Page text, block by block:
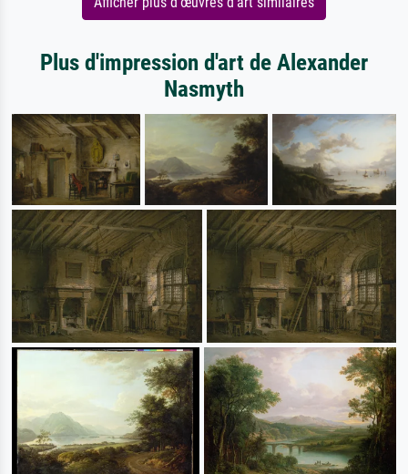
Plus d'impression d'art de Alexander
Nasmyth